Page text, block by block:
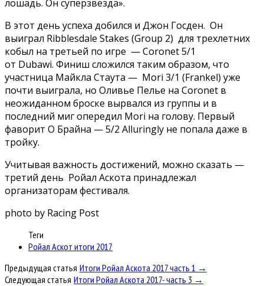
лошадь. Он суперзвезда».
В этот день успеха добился и Джон Госден. Он
выиграл Ribblesdale Stakes (Group 2) для трехлетних
кобыл на третьей по игре — Coronet 5/1
от Dubawi. Финиш сложился таким образом, что
участница Майкла Стаута — Mori 3/1 (Frankel) уже
почти выиграла, но Оливье Пелье на Coronet в
неожиданном броске вырвался из группы и в
последний миг опередил Mori на голову. Первый
фаворит О Брайна — 5/2 Alluringly не попала даже в
тройку.
Учитывая важность достижений, можно сказать —
третий день Ройал Аскота принадлежал
организаторам фестиваля.
photo by Racing Post
Теги
Ройал Аскот итоги 2017
Предыдущая статья Итоги Ройал Аскота 2017 часть 1 →
Следующая статья Итоги Ройал Аскота 2017- часть 3 →